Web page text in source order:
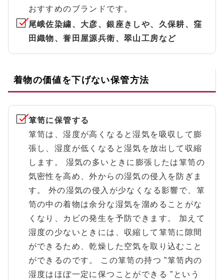
おすすめのブランドです。
尾峨佐染繍、大彦、銀座きしや、久保耕、窪
田織物、誉田屋源兵衛、翠山工房など
着物の価値を下げない保管方法
箪笥に保管する
箪笥は、湿度が高くなると湿気を吸収して膨
張し、湿度が低くなると湿気を放出して収縮
します。 湿気の多いときに膨張したは箪笥の
気密性を高め、外からの湿気の侵入を防ぎま
す。 外の湿気の侵入が少なくなる影響で、箪
笥の中の着物は余分な湿気を溜めることがな
くなり、カビの発生を予防できます。 加えて
湿度の少ないときには、収縮して箪笥に隙間
ができるため、乾燥した空気を取り込むこと
ができるのです。 この箪笥の持つ ”箪笥内の
湿度はほぼ一定に保つことができる ”という